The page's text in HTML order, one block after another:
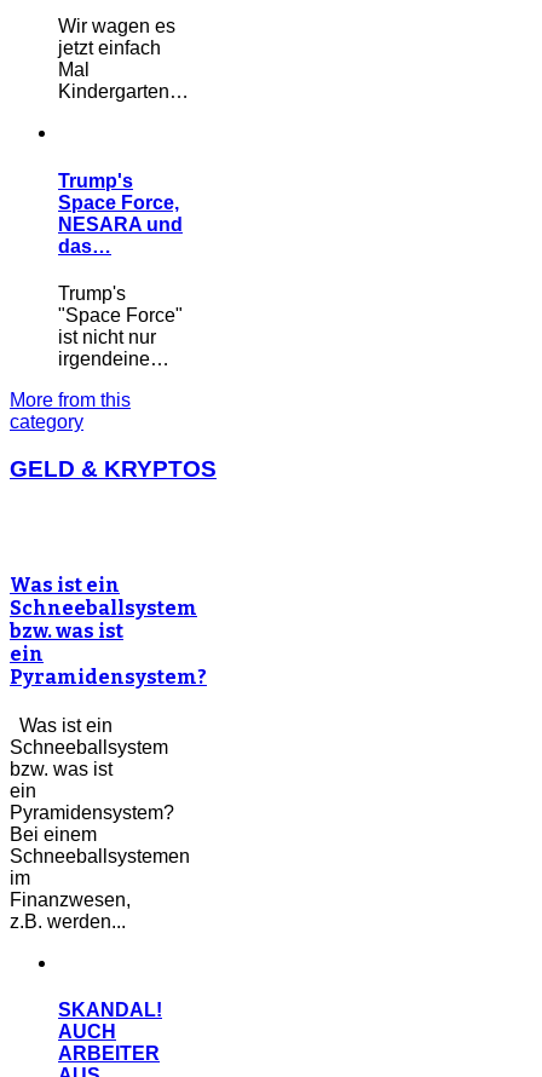
Wir wagen es
jetzt einfach
Mal
Kindergarten…
Trump's
Space Force,
NESARA und
das…
Trump's
"Space Force"
ist nicht nur
irgendeine…
More from this
category
GELD & KRYPTOS
Was ist ein
Schneeballsystem
bzw. was ist
ein
Pyramidensystem?
Was ist ein
Schneeballsystem
bzw. was ist
ein
Pyramidensystem?
Bei einem
Schneeballsystemen
im
Finanzwesen,
z.B. werden...
SKANDAL!
AUCH
ARBEITER